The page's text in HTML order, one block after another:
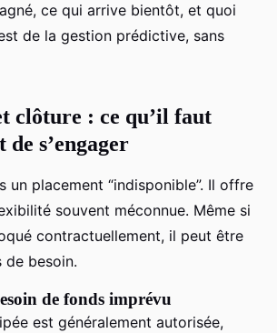
ce qui arrive bientôt, et quoi
de la gestion prédictive, sans
clôture : ce qu’il faut
s’engager
un placement “indisponible”. Il offre
souvent méconnue. Même si
contractuellement, il peut être
de besoin.
de fonds imprévu
est généralement autorisée,